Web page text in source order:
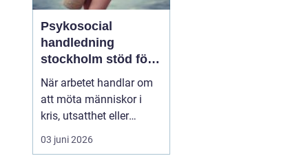
Psykosocial
handledning
stockholm stöd för
hållbart arbete med
människor
När arbetet handlar om
att möta människor i
kris, utsatthet eller
beroende prövas både
yrkesrollen och den egna
03 juni 2026